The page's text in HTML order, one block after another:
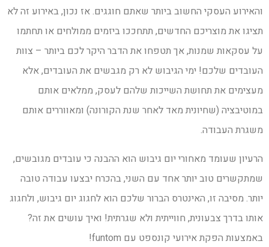
והאירוע העסקי החשוב ביותר שאתם חוגגים. אז נכון, באירוע זה לא
תציגו את מוצריכם החדשים, תתחככו ביזמים ממולחים או תחתמו
על עסקאות שמנות, אך תטפחו את הדבר היקר לכם ביותר – צוות
העובדים שלכם! ימי הגיבוש לא רק מגבשים את העובדים, אלא
מעצימים את תחושת השייכות שלהם לעסק, ממלאים אותם
במוטיבציה (שחיונית מאד לאחר שנת הקורונה) ומאווררים אותם
משגרת העבודה.
הרעיון שעומד מאחורי יום גיבוש הוא ההבנה כי עובדים מגובשים,
שמתקשרים טוב יותר אחד עם השני, בהכרח יבצעו עבודה טובה
יותר. מסיבה זו, האינטרס הברור שלכם הוא לחגוג יום גיבוש, ולחגוג
אותו בדרך צבעונית, חווייתית ולא שגרתית! ואיך עושים את זה?
באמצעות הפקת אירועי קונספט עם funtom!